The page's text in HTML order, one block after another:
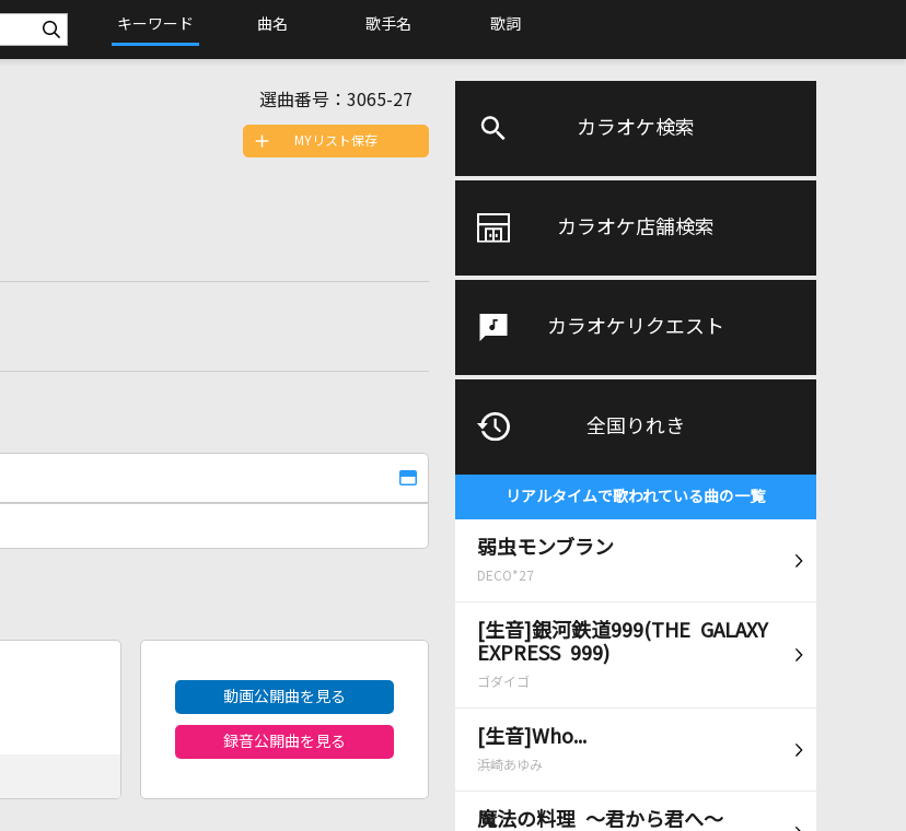
キーワード 曲名 歌手名 歌詞
カラオケ検索
カラオケ店舗検索
カラオケリクエスト
全国りれき
リアルタイムで歌われている曲の一覧
弱虫モンブラン
DECO*27
[生音]銀河鉄道999(THE GALAXY
EXPRESS 999)
ゴダイゴ
[生音]Who...
浜崎あゆみ
魔法の料理 ～君から君へ～
選曲番号： 3065-27
MYリスト保存
動画公開曲を見る
録音公開曲を見る